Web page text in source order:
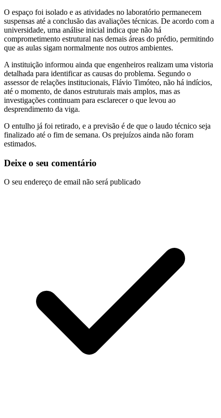
O espaço foi isolado e as atividades no laboratório permanecem
suspensas até a conclusão das avaliações técnicas. De acordo com a
universidade, uma análise inicial indica que não há
comprometimento estrutural nas demais áreas do prédio, permitindo
que as aulas sigam normalmente nos outros ambientes.
A instituição informou ainda que engenheiros realizam uma vistoria
detalhada para identificar as causas do problema. Segundo o
assessor de relações institucionais, Flávio Timóteo, não há indícios,
até o momento, de danos estruturais mais amplos, mas as
investigações continuam para esclarecer o que levou ao
desprendimento da viga.
O entulho já foi retirado, e a previsão é de que o laudo técnico seja
finalizado até o fim de semana. Os prejuízos ainda não foram
estimados.
Deixe o seu comentário
O seu endereço de email não será publicado